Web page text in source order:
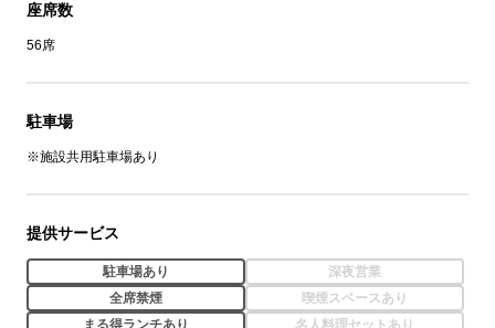
座席数
56席
駐車場
※施設共用駐車場あり
提供サービス
駐車場あり
深夜営業
全席禁煙
喫煙スペースあり
まる得ランチあり
名人料理セットあり